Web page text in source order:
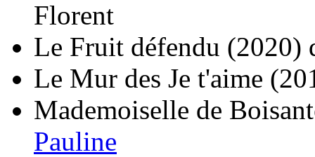
Florent
Le Fruit défendu (2020)
Le Mur des Je t'aime
Mademoiselle de
Pauline